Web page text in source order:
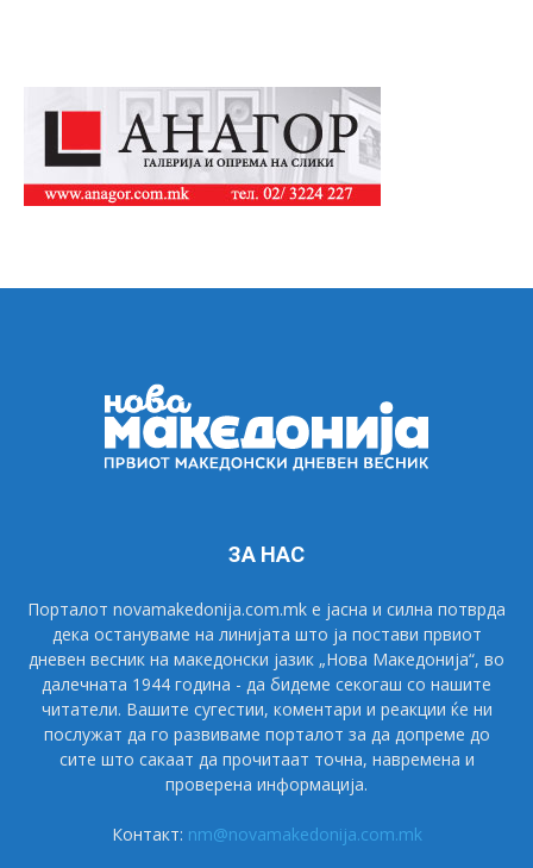
ЗА НАС
Порталот novamakedonija.com.mk е јасна и силна потврда
дека остануваме на линијата што ја постави првиот
дневен весник на македонски јазик „Нова Македонија“, во
далечната 1944 година - да бидеме секогаш со нашите
читатели. Вашите сугестии, коментари и реакции ќе ни
послужат да го развиваме порталот за да допреме до
сите што сакаат да прочитаат точна, навремена и
проверена информација.
Контакт: nm@novamakedonija.com.mk